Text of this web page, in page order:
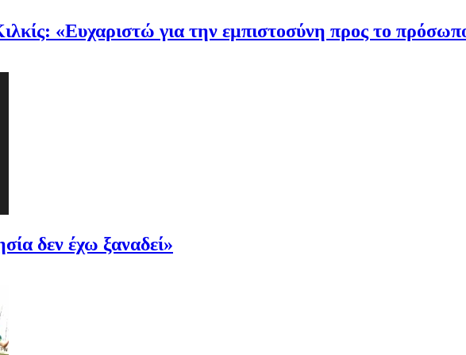
«Ευχαριστώ για την εμπιστοσύνη προς το
δεν έχω ξαναδεί»